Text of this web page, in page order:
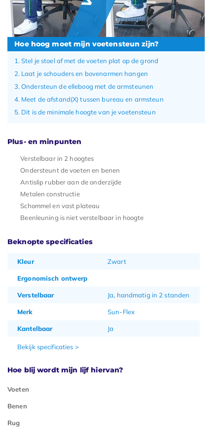
Hoe hoog moet mijn voetensteun zijn?
Stel je stoel af met de voeten plat op de grond
Laat je schouders en bovenarmen hangen
Ondersteun de elleboog met de armsteunen
Meet de afstand(X) tussen bureau en armsteun
Dit is de minimale hoogte van je voetensteun
Plus- en minpunten
Verstelbaar in 2 hoogtes
Ondersteunt de voeten en benen
Antislip rubber aan de onderzijde
Metalen constructie
Schommel en vast plateau
Beenleuning is niet verstelbaar in hoogte
Beknopte specificaties
Kleur Zwart
Ergonomisch ontwerp
Verstelbaar Ja, handmatig in 2 standen
Merk Sun-Flex
Kantelbaar Ja
Bekijk specificaties >
Hoe blij wordt mijn lijf hiervan?
Voeten
Benen
Rug